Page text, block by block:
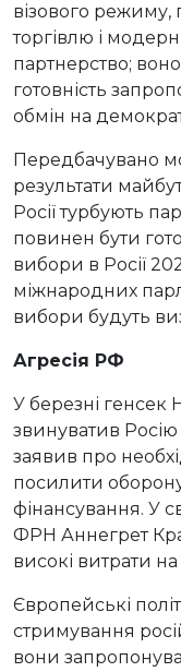
візового режиму,
торгівлю і
партнерство;
готовність
обмін на
Передбачувано
результати
Росії турбують
повинен бути
вибори в Росії
міжнародних
вибори будуть
Агресія РФ
У березні генсек
звинуватив
заявив про
посилити оборону
фінансування. У
ФРН Аннегрет
високі витрати
Європейські
стримування
вони